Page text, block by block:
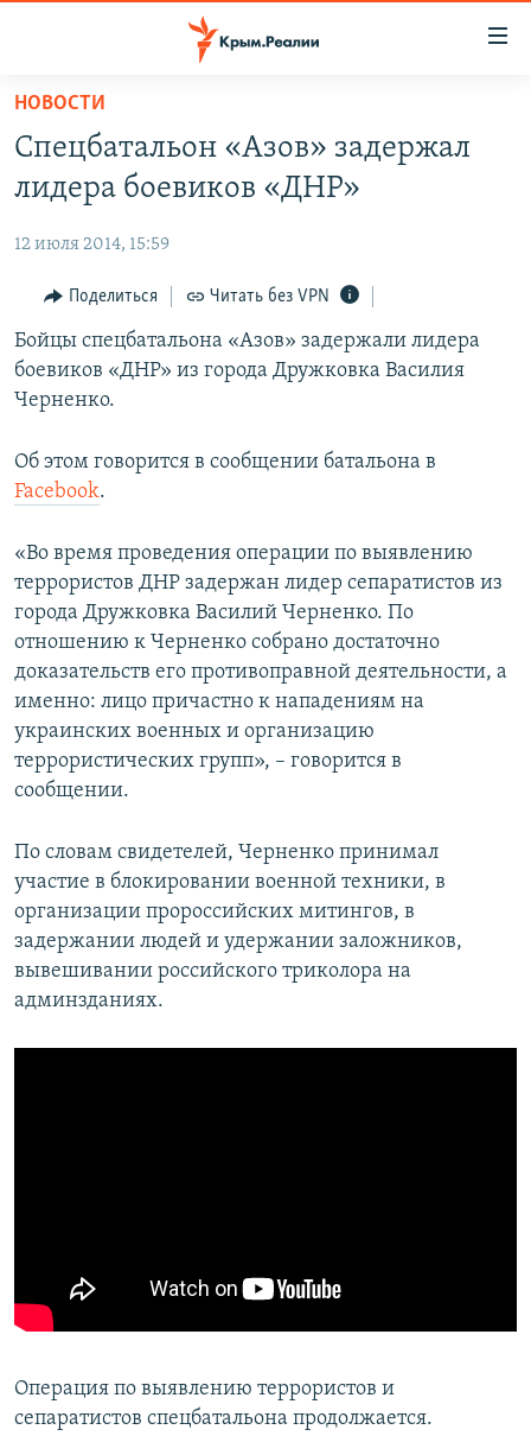
Вернуться
основному
содержанию
Вернутся
навигации
Вернутся
поиску
НОВОСТИ
СПЕЦПРОЕКТЫ
КАРТА ВОЕННЫХ ОБЪЕКТОВ КРЫМА
11 ЛЕТ ОККУПАЦИИ КРЫМА. 11 ИСТОРИЙ СОПРОТИВЛЕНИЯ
ИСТОРИЯ
ЕЩЕ
ИНТЕРАКТИВ
ИНФОГРАФИКА
СОВЕТЫ ПРАВОЗАЩИТНИКОВ
ПРОПАВШИЕ БЕЗ ВЕСТИ
ПОБЕДИТЕЛЕЙ НЕ СУДЯТ?
КРЫМ.НЕПОКОРЕННЫЙ
ELIFBE
УКРАИНСКАЯ ПРОБЛЕМА КРЫМА
РАДІО СВОБОДА
КАК ОБОЙТИ БЛОКИРОВКУ
Українською
Qırımtatar
ПРИСОЕДИНЯЙТЕСЬ!
Все сайты RFE/RL
НОВОСТИ
Спецбатальон «Азов» задержал
лидера боевиков «ДНР»
12 июля 2014, 15:59
Поделиться Читать без VPN
Бойцы спецбатальона «Азов» задержали лидера
боевиков «ДНР» из города Дружковка Василия
Черненко.
Об этом говорится в сообщении батальона в
Facebook.
«Во время проведения операции по выявлению
террористов ДНР задержан лидер сепаратистов из
города Дружковка Василий Черненко. По
отношению к Черненко собрано достаточно
доказательств его противоправной деятельности, а
именно: лицо причастно к нападениям на
украинских военных и организацию
террористических групп», – говорится в
сообщении.
По словам свидетелей, Черненко принимал
участие в блокировании военной техники, в
организации пророссийских митингов, в
задержании людей и удержании заложников,
вывешивании российского триколора на
админзданиях.
​Операция по выявлению террористов и
сепаратистов спецбатальона продолжается.